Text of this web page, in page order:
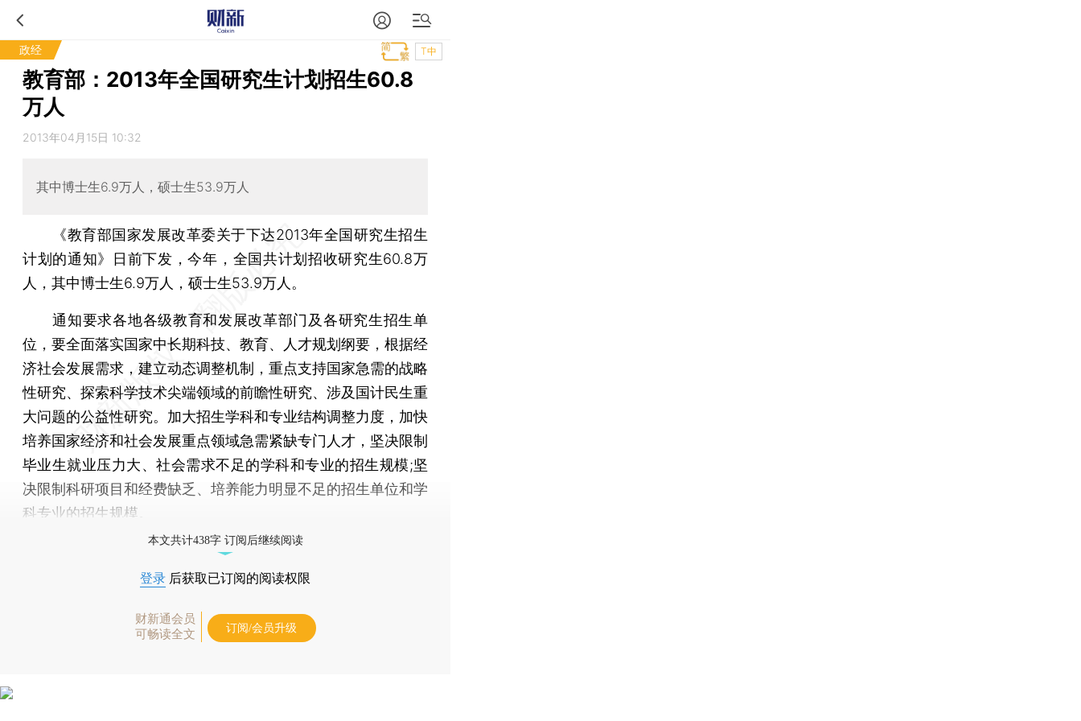
政经 T中
教育部：2013年全国研究生计划招生60.8
万人
2013年04月15日 10:32
其中博士生6.9万人，硕士生53.9万人
《教育部国家发展改革委关于下达2013年全国研究生招生
计划的通知》日前下发，今年，全国共计划招收研究生60.8万
人，其中博士生6.9万人，硕士生53.9万人。
通知要求各地各级教育和发展改革部门及各研究生招生单
位，要全面落实国家中长期科技、教育、人才规划纲要，根据经
济社会发展需求，建立动态调整机制，重点支持国家急需的战略
性研究、探索科学技术尖端领域的前瞻性研究、涉及国计民生重
大问题的公益性研究。加大招生学科和专业结构调整力度，加快
培养国家经济和社会发展重点领域急需紧缺专门人才，坚决限制
毕业生就业压力大、社会需求不足的学科和专业的招生规模;坚
决限制科研项目和经费缺乏、培养能力明显不足的招生单位和学
科专业的招生规模。
本文共计438字 订阅后继续阅读
登录 后获取已订阅的阅读权限
财新通会员
可畅读全文
订阅/会员升级